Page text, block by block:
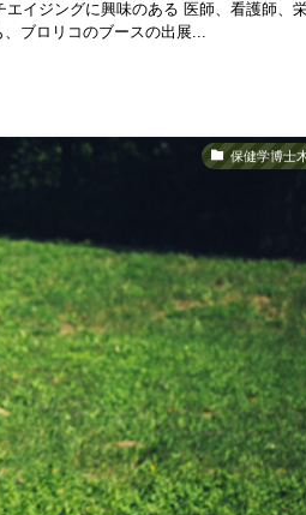
イジングに興味のある 医師、看護師、
ブロリコのブースの出展...
保健学博士